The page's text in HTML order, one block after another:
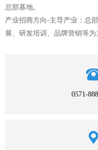
总部基地。
产业招商方向-主导产业：总
展、研发培训、品牌营销等
0571-